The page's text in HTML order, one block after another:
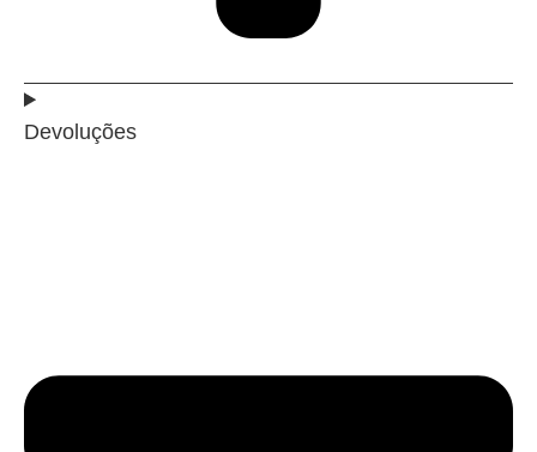
Devoluções